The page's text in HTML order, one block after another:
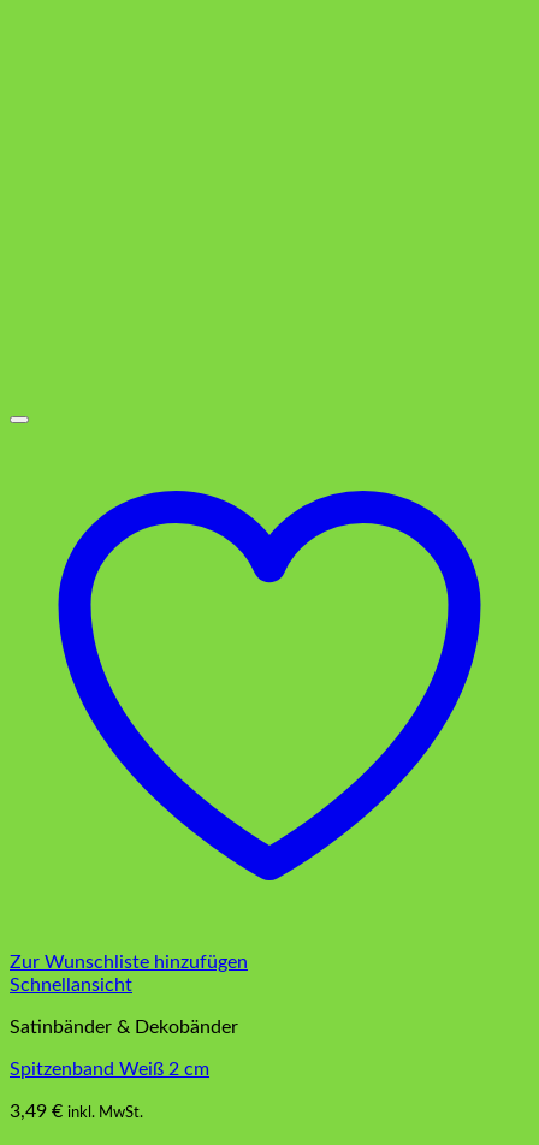
Zur Wunschliste hinzufügen
Schnellansicht
Satinbänder & Dekobänder
Spitzenband Weiß 2 cm
3,49 € inkl. MwSt.